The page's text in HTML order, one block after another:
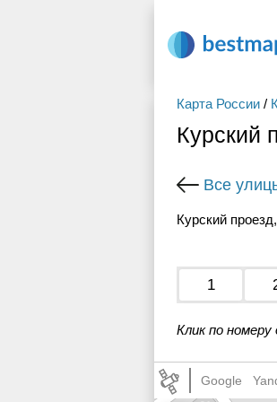
Карта России /
Курский
Все
Курский
1
Клик по
Google